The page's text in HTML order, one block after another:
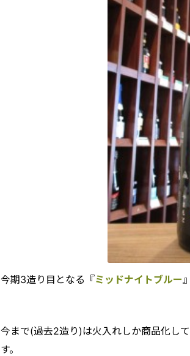
今期3造り目となる『ミッドナイトブルー
今まで(過去2造り)は火入れしか商品化して
す。